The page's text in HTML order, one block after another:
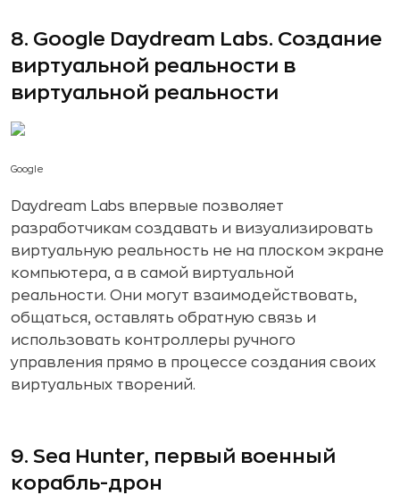
8. Google Daydream Labs. Создание
виртуальной реальности в
виртуальной реальности
Google
Daydream Labs впервые позволяет
разработчикам создавать и визуализировать
виртуальную реальность не на плоском экране
компьютера, а в самой виртуальной
реальности. Они могут взаимодействовать,
общаться, оставлять обратную связь и
использовать контроллеры ручного
управления прямо в процессе создания своих
виртуальных творений.
9. Sea Hunter, первый военный
корабль-дрон